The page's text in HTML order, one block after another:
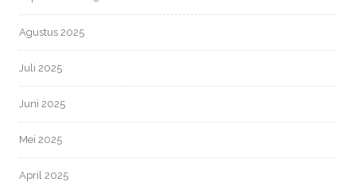
Agustus 2025
Juli 2025
Juni 2025
Mei 2025
April 2025